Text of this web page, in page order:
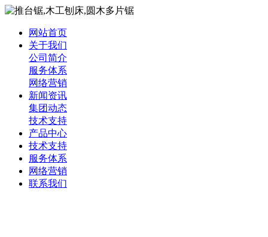
网站首页
关于我们
公司简介
服务体系
网络营销
新闻资讯
集团动态
技术支持
产品中心
技术支持
服务体系
网络营销
联系我们